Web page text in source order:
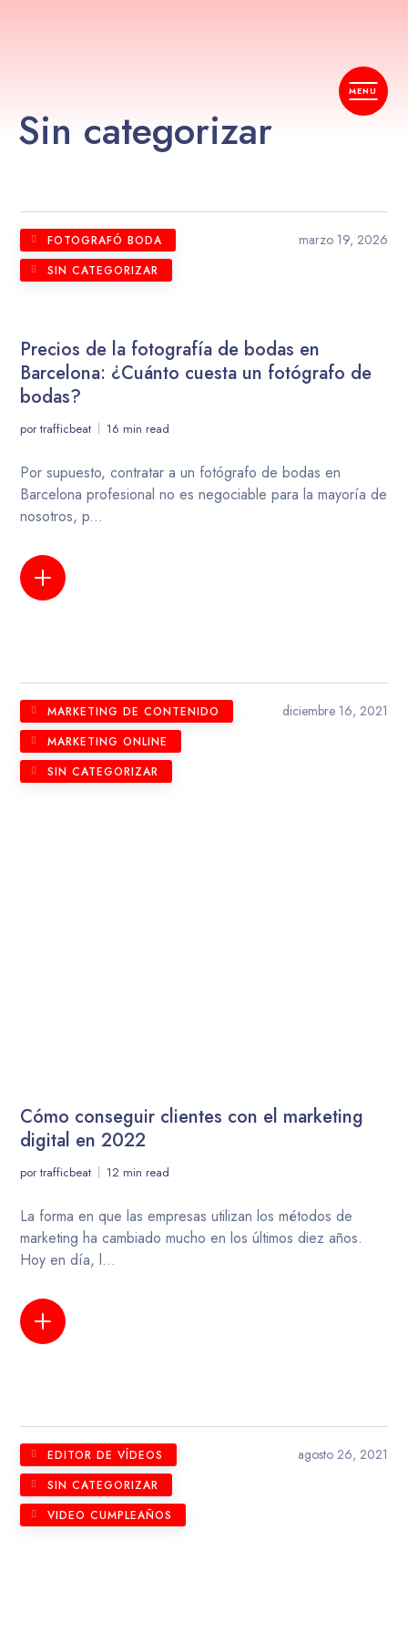
Sin categorizar
FOTOGRAFÓ BODA
SIN CATEGORIZAR
marzo 19, 2026
Precios de la fotografía de bodas en
Barcelona: ¿Cuánto cuesta un fotógrafo de
bodas?
portrafficbeat 16 min read
Por supuesto, contratar a un fotógrafo de bodas en
Barcelona profesional no es negociable para la mayoría de
nosotros, p...
MARKETING DE CONTENIDO
MARKETING ONLINE
SIN CATEGORIZAR
diciembre 16, 2021
Cómo conseguir clientes con el marketing
digital en 2022
portrafficbeat 12 min read
La forma en que las empresas utilizan los métodos de
marketing ha cambiado mucho en los últimos diez años.
Hoy en día, l...
EDITOR DE VÍDEOS
SIN CATEGORIZAR
VIDEO CUMPLEAÑOS
agosto 26, 2021